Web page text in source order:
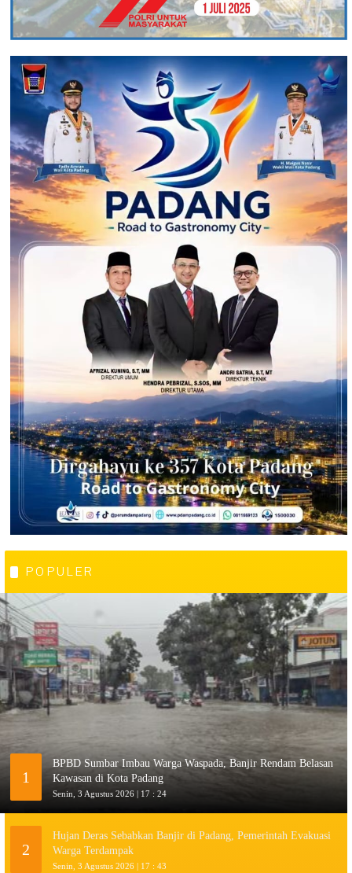
POPULER
1
BPBD Sumbar Imbau Warga Waspada, Banjir Rendam Belasan
Kawasan di Kota Padang
Senin, 3 Agustus 2026 | 17 : 24
2
Hujan Deras Sebabkan Banjir di Padang, Pemerintah Evakuasi
Warga Terdampak
Senin, 3 Agustus 2026 | 17 : 43